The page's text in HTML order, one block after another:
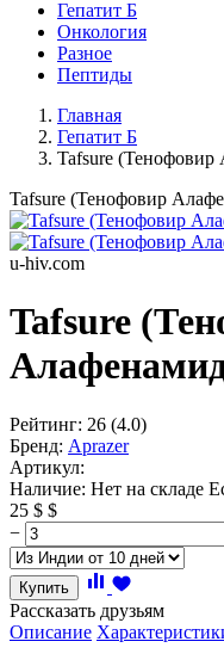
Гепатит Б
Онкология
Разное
Пептиды
Главная
Гепатит Б
Tafsure
Tafsure (Тенофовир
u-hiv.com
Tafsure
Рейтинг: 26 (4.0)
Бренд: Aprazer
Артикул:
Наличие: Нет на складе
25 $ $
−
Купить
Рассказать друзьям
Описание